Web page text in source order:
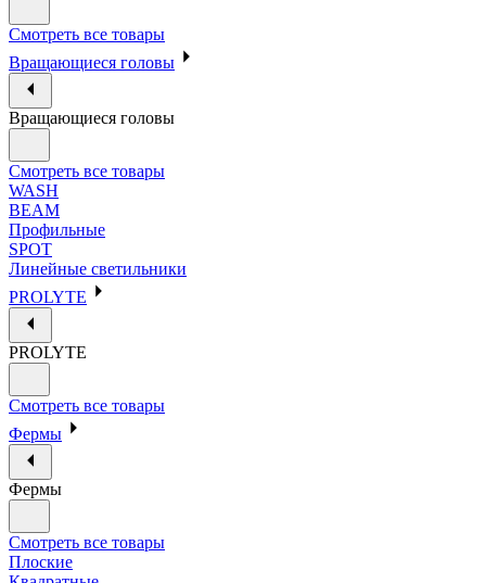
Смотреть все товары
Вращающиеся головы
Вращающиеся головы
Смотреть все товары
WASH
BEAM
Профильные
SPOT
Линейные светильники
PROLYTE
PROLYTE
Смотреть все товары
Фермы
Фермы
Смотреть все товары
Плоские